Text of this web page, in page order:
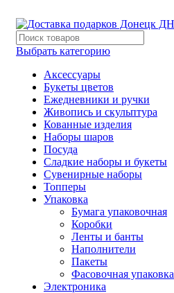
Выбрать категорию
Аксессуары
Букеты цветов
Ежедневники и ручки
Живопись и скульптура
Кованные изделия
Наборы шаров
Посуда
Сладкие наборы и букеты
Сувенирные наборы
Топперы
Упаковка
Бумага упаковочная
Коробки
Ленты и банты
Наполнители
Пакеты
Фасовочная упаковка
Электроника